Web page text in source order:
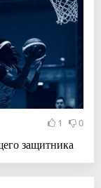
1 0
защитника